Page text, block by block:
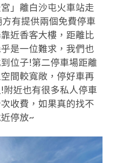
」離白沙屯火車站走
有提供兩個免費停車
近香客大樓，距離比
是一位難求，我們也
位子!第二停車場距離
間較寬敞，停好車再
附近也有很多私人停車
收費，如果真的找不
停放~